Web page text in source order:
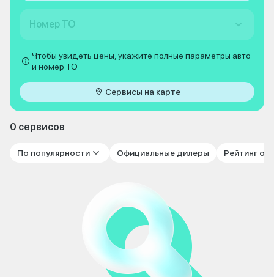
Номер ТО
Чтобы увидеть цены, укажите полные параметры авто
и номер ТО
Сервисы на карте
0 сервисов
По популярности Официальные дилеры Рейтинг